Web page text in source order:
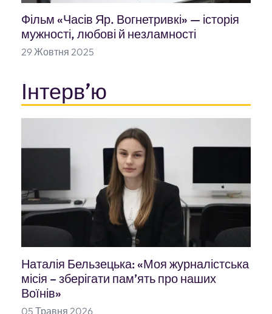
Фільм «Часів Яр. Вогнетривкі» — історія
мужності, любові й незламності
29 Жовтня 2025
Інтервʼю
Наталія Бельзецька: «Моя журналістська
місія – зберігати пам’ять про наших
Воїнів»
05 Травня 2026